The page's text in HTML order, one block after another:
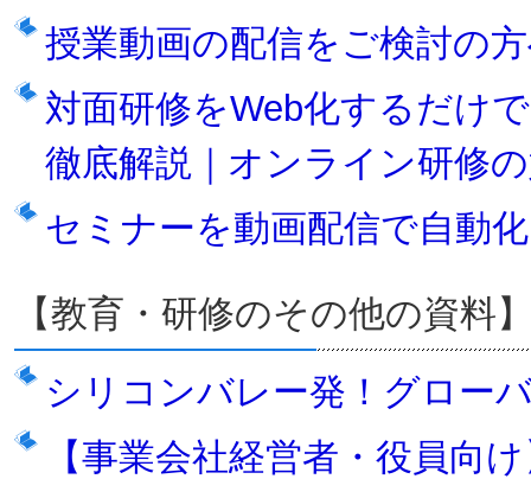
授業動画の配信をご検討の
対面研修をWeb化するだけ
徹底解説｜オンライン研修
セミナーを動画配信で自動
【教育・研修のその他の資料
シリコンバレー発！グロー
【事業会社経営者・役員向